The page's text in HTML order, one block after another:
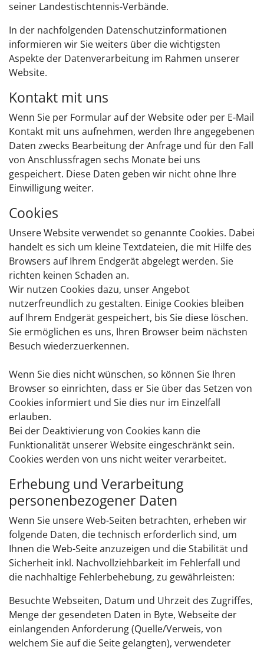
seiner Landestischtennis-Verbände.
In der nachfolgenden Datenschutzinformationen
informieren wir Sie weiters über die wichtigsten
Aspekte der Datenverarbeitung im Rahmen unserer
Website.
Kontakt mit uns
Wenn Sie per Formular auf der Website oder per E-Mail
Kontakt mit uns aufnehmen, werden Ihre angegebenen
Daten zwecks Bearbeitung der Anfrage und für den Fall
von Anschlussfragen sechs Monate bei uns
gespeichert. Diese Daten geben wir nicht ohne Ihre
Einwilligung weiter.
Cookies
Unsere Website verwendet so genannte Cookies. Dabei
handelt es sich um kleine Textdateien, die mit Hilfe des
Browsers auf Ihrem Endgerät abgelegt werden. Sie
richten keinen Schaden an.
Wir nutzen Cookies dazu, unser Angebot
nutzerfreundlich zu gestalten. Einige Cookies bleiben
auf Ihrem Endgerät gespeichert, bis Sie diese löschen.
Sie ermöglichen es uns, Ihren Browser beim nächsten
Besuch wiederzuerkennen.
Wenn Sie dies nicht wünschen, so können Sie Ihren
Browser so einrichten, dass er Sie über das Setzen von
Cookies informiert und Sie dies nur im Einzelfall
erlauben.
Bei der Deaktivierung von Cookies kann die
Funktionalität unserer Website eingeschränkt sein.
Cookies werden von uns nicht weiter verarbeitet.
Erhebung und Verarbeitung
personenbezogener Daten
Wenn Sie unsere Web-Seiten betrachten, erheben wir
folgende Daten, die technisch erforderlich sind, um
Ihnen die Web-Seite anzuzeigen und die Stabilität und
Sicherheit inkl. Nachvollziehbarkeit im Fehlerfall und
die nachhaltige Fehlerbehebung, zu gewährleisten:
Besuchte Webseiten, Datum und Uhrzeit des Zugriffes,
Menge der gesendeten Daten in Byte, Webseite der
einlangenden Anforderung (Quelle/Verweis, von
welchem Sie auf die Seite gelangten), verwendeter